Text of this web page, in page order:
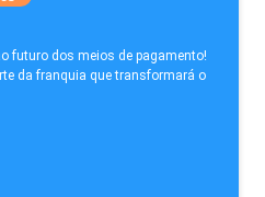
futuro dos meios de pagamento!
da franquia que transformará o